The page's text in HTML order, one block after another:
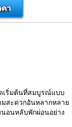
เริ่มต้นที่สมบูรณ์แบบ
สะดวกอันหลากหลาย
อนหลับพักผ่อนอย่าง